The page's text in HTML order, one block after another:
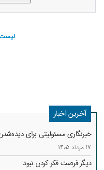
لیست
آخرین اخبار
خبرنگاری مسئولیتی برای
17 مرداد 1405
دیگر فرصت فکر کردن نبود